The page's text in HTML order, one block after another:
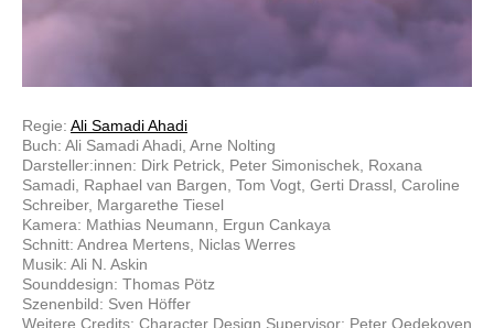
Regie: Ali Samadi Ahadi
Buch: Ali Samadi Ahadi, Arne Nolting
Darsteller:innen: Dirk Petrick, Peter Simonischek, Roxana
Samadi, Raphael van Bargen, Tom Vogt, Gerti Drassl, Caroline
Schreiber, Margarethe Tiesel
Kamera: Mathias Neumann, Ergun Cankaya
Schnitt: Andrea Mertens, Niclas Werres
Musik: Ali N. Askin
Sounddesign: Thomas Pötz
Szenenbild: Sven Höffer
Weitere Credits: Character Design Supervisor: Peter Oedekoven